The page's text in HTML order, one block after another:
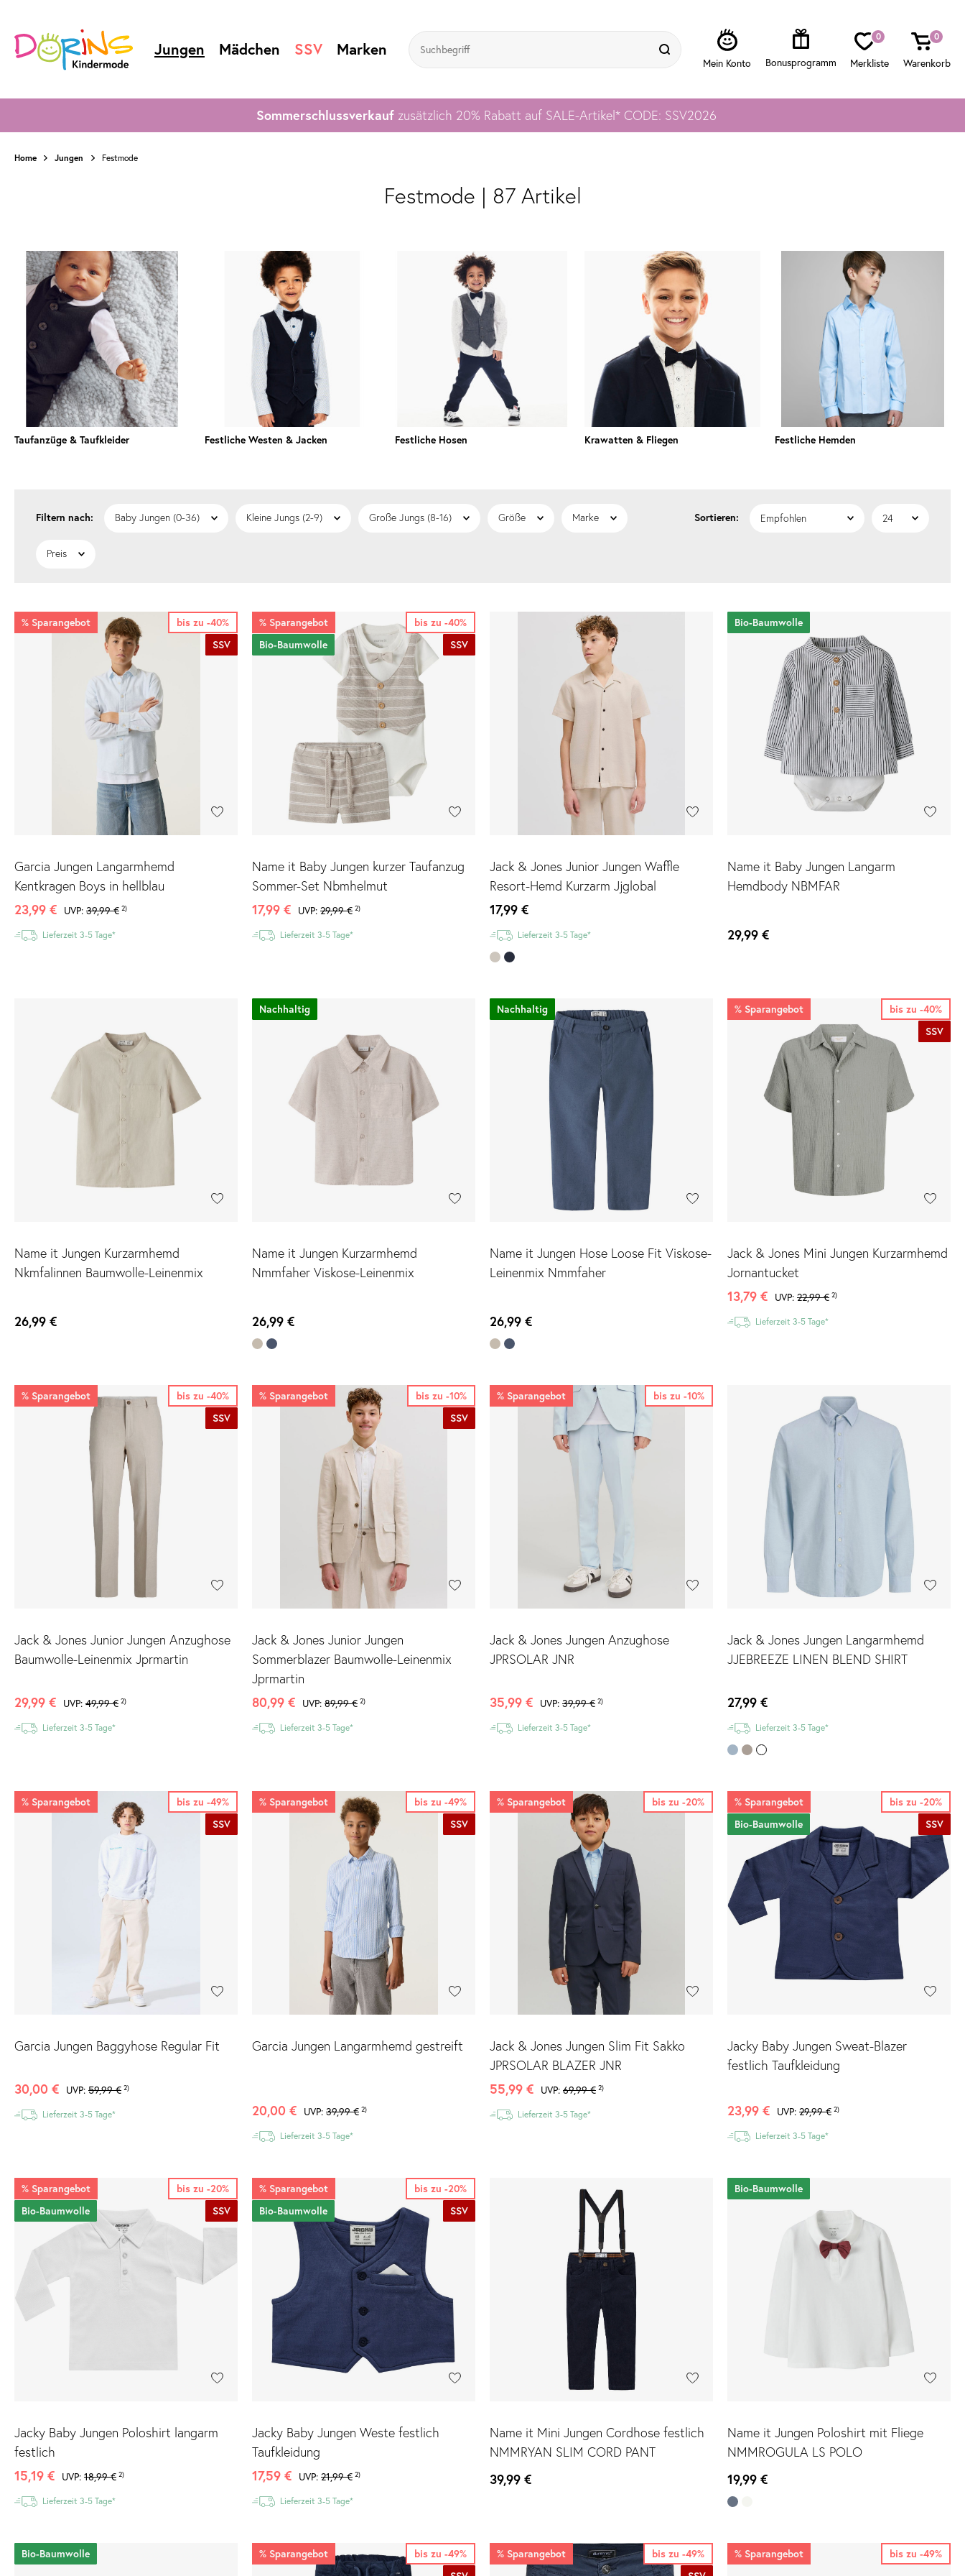
Jungen Mädchen SSV Marken
0 0
Sommerschlussverkaufzusätzlich 20% Rabatt auf SALE-Artikel* CODE: SSV2026
Home Jungen Festmode
Festmode | 87 Artikel
Taufanzüge & Taufkleider Festliche Westen & Jacken Festliche Hosen Krawatten & Fliegen Festliche Hemden
Baby Jungen (0-36) Kleine Jungs (2-9) Große Jungs (8-16) Größe Marke
Preis
bis zu -40%
% Sparangebot
SSV
Garcia Jungen Langarmhemd
Kentkragen Boys in hellblau
23,99 € UVP: 39,99 € 2)
Lieferzeit 3-5 Tage*
bis zu -40%
% Sparangebot
Bio-Baumwolle
SSV
Name it Baby Jungen kurzer Taufanzug
Sommer-Set Nbmhelmut
17,99 € UVP: 29,99 € 2)
Lieferzeit 3-5 Tage*
Jack & Jones Junior Jungen Waffle
Resort-Hemd Kurzarm Jjglobal
17,99 €
Lieferzeit 3-5 Tage*
Bio-Baumwolle
Name it Baby Jungen Langarm
Hemdbody NBMFAR
29,99 €
Name it Jungen Kurzarmhemd
Nkmfalinnen Baumwolle-Leinenmix
26,99 €
Nachhaltig
Name it Jungen Kurzarmhemd
Nmmfaher Viskose-Leinenmix
26,99 €
Nachhaltig
Name it Jungen Hose Loose Fit Viskose-
Leinenmix Nmmfaher
26,99 €
bis zu -40%
% Sparangebot
SSV
Jack & Jones Mini Jungen Kurzarmhemd
Jornantucket
13,79 € UVP: 22,99 € 2)
Lieferzeit 3-5 Tage*
bis zu -40%
% Sparangebot
SSV
Jack & Jones Junior Jungen Anzughose
Baumwolle-Leinenmix Jprmartin
29,99 € UVP: 49,99 € 2)
Lieferzeit 3-5 Tage*
bis zu -10%
% Sparangebot
SSV
Jack & Jones Junior Jungen
Sommerblazer Baumwolle-Leinenmix
Jprmartin
80,99 € UVP: 89,99 € 2)
Lieferzeit 3-5 Tage*
bis zu -10%
% Sparangebot
Jack & Jones Jungen Anzughose
JPRSOLAR JNR
35,99 € UVP: 39,99 € 2)
Lieferzeit 3-5 Tage*
Jack & Jones Jungen Langarmhemd
JJEBREEZE LINEN BLEND SHIRT
27,99 €
Lieferzeit 3-5 Tage*
bis zu -49%
% Sparangebot
SSV
Garcia Jungen Baggyhose Regular Fit
30,00 € UVP: 59,99 € 2)
Lieferzeit 3-5 Tage*
bis zu -49%
% Sparangebot
SSV
Garcia Jungen Langarmhemd gestreift
20,00 € UVP: 39,99 € 2)
Lieferzeit 3-5 Tage*
bis zu -20%
% Sparangebot
Jack & Jones Jungen Slim Fit Sakko
JPRSOLAR BLAZER JNR
55,99 € UVP: 69,99 € 2)
Lieferzeit 3-5 Tage*
bis zu -20%
% Sparangebot
Bio-Baumwolle
SSV
Jacky Baby Jungen Sweat-Blazer
festlich Taufkleidung
23,99 € UVP: 29,99 € 2)
Lieferzeit 3-5 Tage*
bis zu -20%
% Sparangebot
Bio-Baumwolle
SSV
Jacky Baby Jungen Poloshirt langarm
festlich
15,19 € UVP: 18,99 € 2)
Lieferzeit 3-5 Tage*
bis zu -20%
% Sparangebot
Bio-Baumwolle
SSV
Jacky Baby Jungen Weste festlich
Taufkleidung
17,59 € UVP: 21,99 € 2)
Lieferzeit 3-5 Tage*
Name it Mini Jungen Cordhose festlich
NMMRYAN SLIM CORD PANT
39,99 €
Bio-Baumwolle
Name it Jungen Poloshirt mit Fliege
NMMROGULA LS POLO
19,99 €
Bio-Baumwolle bis zu -49%
% Sparangebot
bis zu -49%
% Sparangebot
bis zu -49%
% Sparangebot